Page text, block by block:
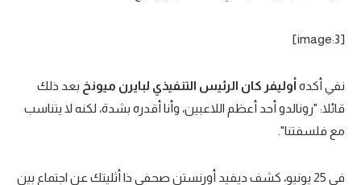
[image:3]
نفي أكده أوليفر كان الرئيس التنفيذي لبايرن ميونخ بعد ذلك
قائلا: "رونالدو أحد أعظم اللاعبين، وأنا أقدره بشدة، لكنه لا يتناسب
مع فلسفتنا".
في 25 يونيو، كشف ديفيد أورنستن صحفي ذا أثليتك عن اجتماع بين